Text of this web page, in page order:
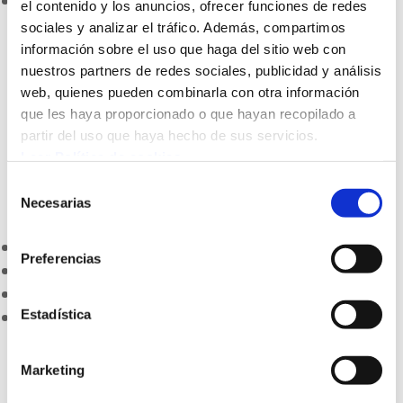
el contenido y los anuncios, ofrecer funciones de redes
sociales y analizar el tráfico. Además, compartimos
información sobre el uso que haga del sitio web con
nuestros partners de redes sociales, publicidad y análisis
web, quienes pueden combinarla con otra información
que les haya proporcionado o que hayan recopilado a
partir del uso que haya hecho de sus servicios.
Necesarias
Preferencias
Estadística
Marketing
¿Por qué Santo Tomas Lizeoa?
Inscríbete
Matriculación en Bachillerato
Preguntas frecuentes
Colonias de verano para 2 años
Colonias de 3 años a 4. EP
ALEXIA
EUS
5 5
Deportividad en